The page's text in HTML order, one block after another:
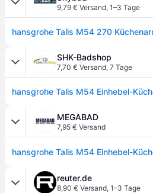
9,79 € Versand, 1–3 Tage
SHK-Badshop
7,70 € Versand, 7 Tage
MEGABAD
7,95 € Versand
reuter.de
8,90 € Versand, 1–3 Tage